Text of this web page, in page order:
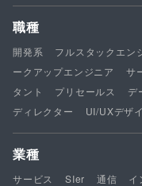
職種
開発系 フルスタックエン
ークアップエンジニア
サ
タント
プリセールス デ
ディレクター
UI/UXデザ
業種
サービス SIer 通信 イ